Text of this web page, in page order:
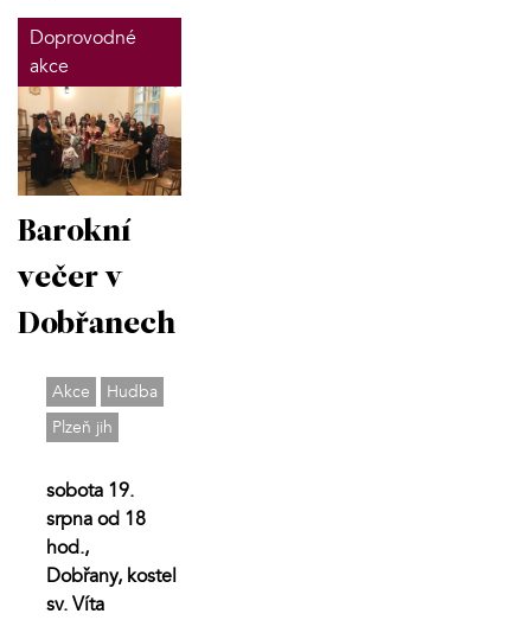
Doprovodné
akce
Barokní
večer v
Dobřanech
Akce
Hudba
Plzeň jih
sobota 19.
srpna od 18
hod.,
Dobřany, kostel
sv. Víta